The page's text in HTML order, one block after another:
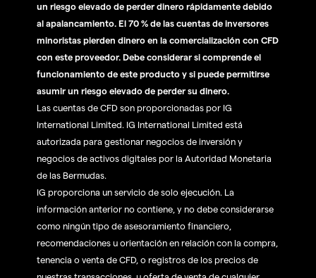
un riesgo elevado de perder dinero rápidamente debido
al apalancamiento. El 70 % de las cuentas de inversores
minoristas pierden dinero en la comercialización con CFD
con este proveedor. Debe considerar si comprende el
funcionamiento de este producto y si puede permitirse
asumir un riesgo elevado de perder su dinero.
Las cuentas de CFD son proporcionadas por IG
International Limited. IG International Limited está
autorizada para gestionar negocios de inversión y
negocios de activos digitales por la Autoridad Monetaria
de las Bermudas.
IG proporciona un servicio de solo ejecución. La
información anterior no contiene, y no debe considerarse
como ningún tipo de asesoramiento financiero,
recomendaciones u orientación en relación con la compra,
tenencia o venta de CFD, o registros de los precios de